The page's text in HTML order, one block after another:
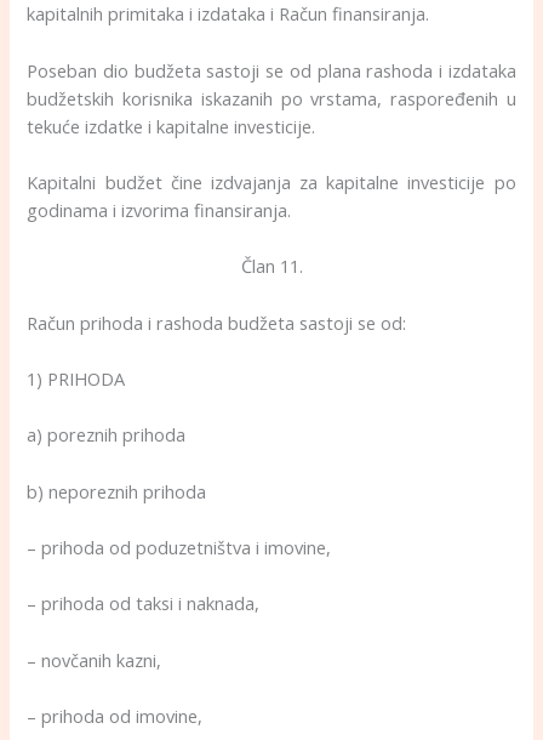
kapitalnih primitaka i izdataka i Račun finansiranja.
Poseban dio budžeta sastoji se od plana rashoda i izdataka
budžetskih korisnika iskazanih po vrstama, raspoređenih u
tekuće izdatke i kapitalne investicije.
Kapitalni budžet čine izdvajanja za kapitalne investicije po
godinama i izvorima finansiranja.
Član 11.
Račun prihoda i rashoda budžeta sastoji se od:
1) PRIHODA
a) poreznih prihoda
b) neporeznih prihoda
– prihoda od poduzetništva i imovine,
– prihoda od taksi i naknada,
– novčanih kazni,
– prihoda od imovine,